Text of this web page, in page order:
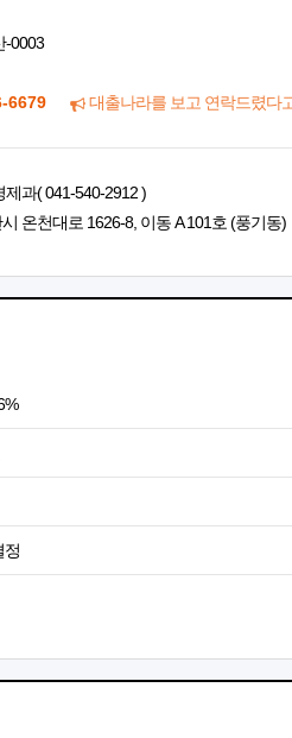
-0003
6679 대출나라를 보고 연락드렸다
제과( 041-540-2912 )
온천대로 1626-8, 이동 A 101호 (풍기동)
정